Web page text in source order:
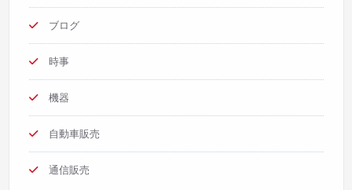
ブログ
時事
機器
自動車販売
通信販売